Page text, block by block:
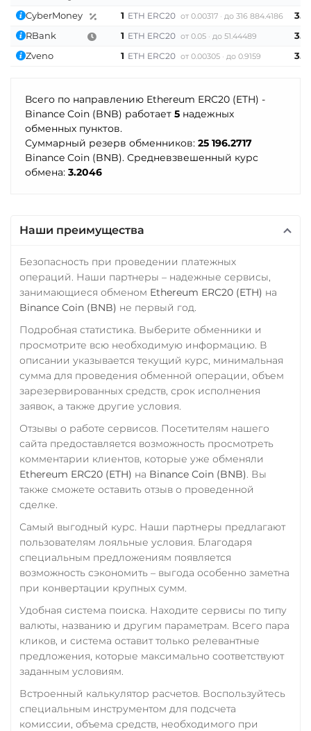
Tron (TRX)
TrueUSD (TUSD)
TRUMP
BEP20
TRC20
CRONOS
ARB
BASE
RONIN
NEAR
Utopia USD (UUSD)
VeChain (VET)
Verge (XVG)
WAVES
ERC20 AVAXC
Wrapped Ethereum
ERC20 AVAXC
Yearn.finance (YFI)
Zcash (ZEC)
ПУМБ UAH
Райффайзен
UAH
РНКБ RUB
Русский Стандарт RUB
Сбербанк
RUB KZT QR RUB
СБП RUB
Совкомбанк RUB
Счет ИП/ООО
UAH RUB USD
EUR
CNY
RUB
CASH-IN RUB
QR RUB
УкрСиббанк UAH
Центр Кредит KZT
Элкарт KGS
CyberMoney
1 ETH ERC20 от 0.00317 до 316 884.4186
RBank
1 ETH ERC20 от 0.05 до 51.44489
Zveno
1 ETH ERC20 от 0.00305 до 0.9159
Всего по направлению Ethereum ERC20 (ETH) -
Binance Coin (BNB) работает 5 надежных
обменных пунктов.
Суммарный резерв обменников: 25 196.2717
Binance Coin (BNB). Средневзвешенный курс
обмена: 3.2046
Наши преимущества
Безопасность при проведении платежных
операций. Наши партнеры – надежные сервисы,
занимающиеся обменом Ethereum ERC20 (ETH) на
Binance Coin (BNB) не первый год.
Подробная статистика. Выберите обменники и
просмотрите всю необходимую информацию. В
описании указывается текущий курс, минимальная
сумма для проведения обменной операции, объем
зарезервированных средств, срок исполнения
заявок, а также другие условия.
Отзывы о работе сервисов. Посетителям нашего
сайта предоставляется возможность просмотреть
комментарии клиентов, которые уже обменяли
Ethereum ERC20 (ETH) на Binance Coin (BNB). Вы
также сможете оставить отзыв о проведенной
сделке.
Самый выгодный курс. Наши партнеры предлагают
пользователям лояльные условия. Благодаря
специальным предложениям появляется
возможность сэкономить – выгода особенно заметна
при конвертации крупных сумм.
Удобная система поиска. Находите сервисы по типу
валюты, названию и другим параметрам. Всего пара
кликов, и система оставит только релевантные
предложения, которые максимально соответствуют
заданным условиям.
Встроенный калькулятор расчетов. Воспользуйтесь
специальным инструментом для подсчета
комиссии, объема средств, необходимого при